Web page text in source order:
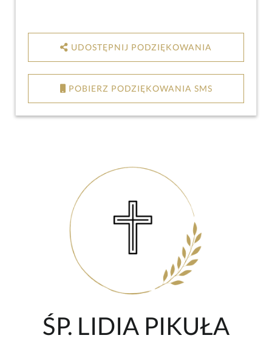
UDOSTĘPNIJ PODZIĘKOWANIA
POBIERZ PODZIĘKOWANIA SMS
ŚP. LIDIA PIKUŁA